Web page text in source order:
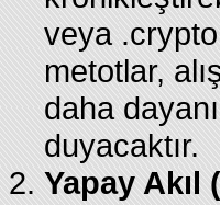
veya
metotlar,
daha
duyacaktır.
Yapay